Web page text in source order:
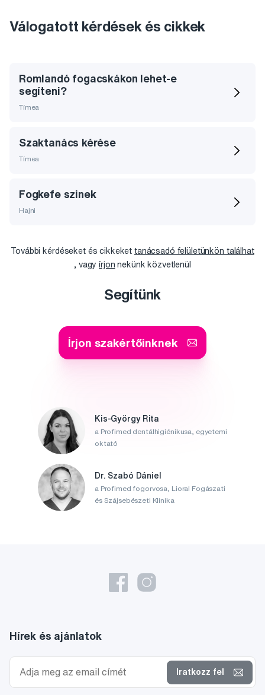
Válogatott kérdések és cikkek
Romlandó fogacskákon lehet-e
segíteni?
Tímea
Szaktanács kérése
Tímea
Fogkefe szinek
Hajni
További kérdéseket és cikkeket tanácsadó felületünkön találhat
, vagyírjon nekünk közvetlenül
Segítünk
Írjon szakértőinknek
Kis-György Rita
a Profimed dentálhigiénikusa, egyetemi
oktató
Dr. Szabó Dániel
a Profimed fogorvosa, Lioral Fogászati
és Szájsebészeti Klinika
Hírek és ajánlatok
Iratkozz fel